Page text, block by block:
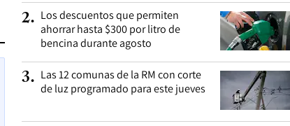
2. Los descuentos que permiten
ahorrar hasta $300 por litro de
bencina durante agosto
3. Las 12 comunas de la RM con corte
de luz programado para este jueves